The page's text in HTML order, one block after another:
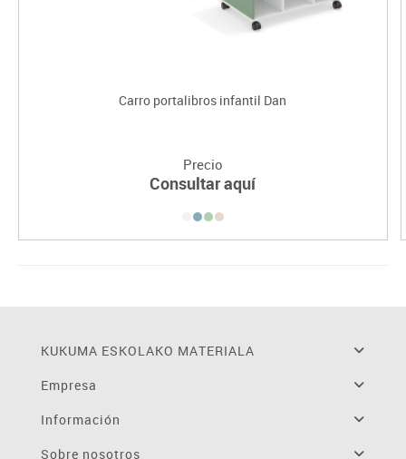
Carro portalibros infantil Dan
Precio
Consultar aquí
KUKUMA ESKOLAKO MATERIALA
Empresa
Información
Sobre nosotros